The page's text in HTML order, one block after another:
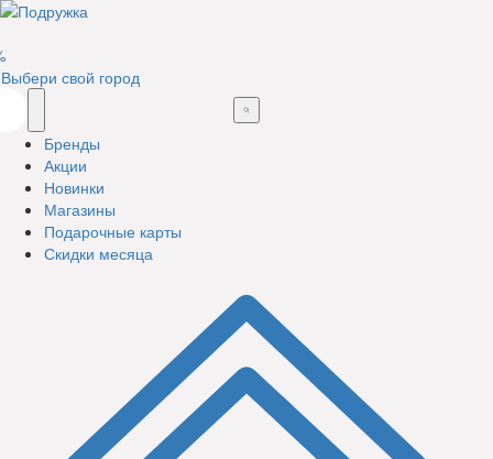
Выбери свой город
Бренды
Акции
Новинки
Магазины
Подарочные карты
Скидки месяца